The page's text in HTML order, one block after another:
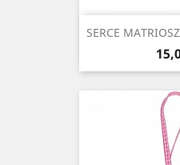
SERCE